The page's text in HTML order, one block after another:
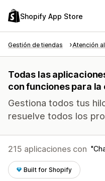
Shopify App Store
Gestión de tiendas Atención
Todas las
con funciones para la
Gestiona todos tus
resuelve todos los
215 aplicaciones con
Built for Shopify